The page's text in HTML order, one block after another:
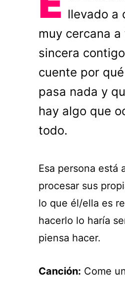
llevado a
muy cercana
sincera
cuente por
pasa nada y
hay algo que
todo.
Esa persona está
procesar sus
lo que él/ella es
hacerlo lo haría
piensa hacer.
Canción: Come